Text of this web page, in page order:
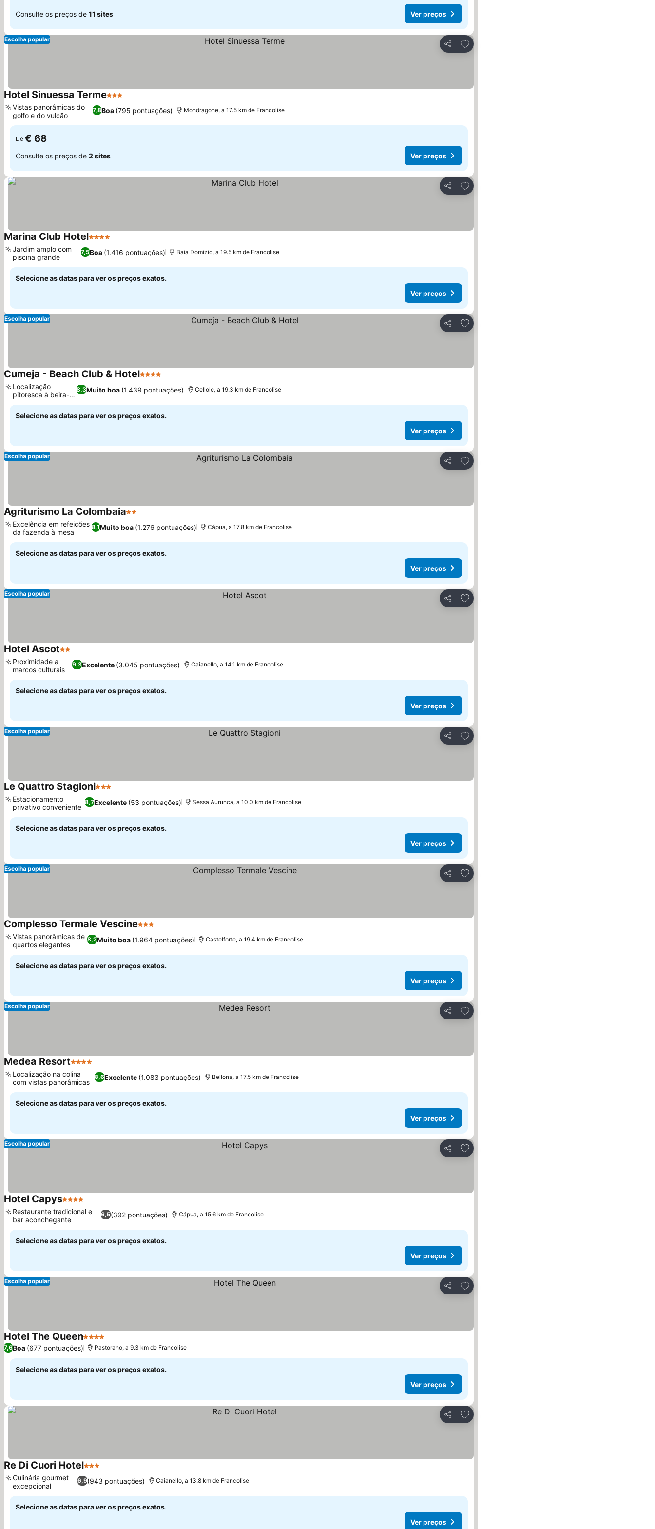
Consulte os preços de 11 sites Ver preços
Partilhar
Adicionar aos favoritos
Escolha popular
Hotel Sinuessa Terme3 Estrelas
7,8Boa (795 pontuações)
Vistas panorâmicas do
golfo e do vulcão
Mondragone, a 17.5 km de Francolise
De € 68
Consulte os preços de 2 sites Ver preços
Partilhar
Adicionar aos favoritos
Marina Club Hotel4 Estrelas
7,5Boa (1.416 pontuações)
Jardim amplo com
piscina grande
Baia Domizio, a 19.5 km de Francolise
Selecione as datas para ver os preços exatos.
Ver preços
Partilhar
Adicionar aos favoritos
Escolha popular
Cumeja - Beach Club & Hotel4 Estrelas
8,3Muito boa (1.439 pontuações)
Localização
pitoresca à beira-
mar
Cellole, a 19.3 km de Francolise
Selecione as datas para ver os preços exatos.
Ver preços
Partilhar
Adicionar aos favoritos
Escolha popular
Agriturismo La Colombaia2 Estrelas
8,1Muito boa (1.276 pontuações)
Excelência em refeições
da fazenda à mesa
Cápua, a 17.8 km de Francolise
Selecione as datas para ver os preços exatos.
Ver preços
Partilhar
Adicionar aos favoritos
Escolha popular
Hotel Ascot2 Estrelas
9,3Excelente (3.045 pontuações)
Proximidade a
marcos culturais
Caianello, a 14.1 km de Francolise
Selecione as datas para ver os preços exatos.
Ver preços
Partilhar
Adicionar aos favoritos
Escolha popular
Le Quattro Stagioni3 Estrelas
8,7Excelente (53 pontuações)
Estacionamento
privativo conveniente
Sessa Aurunca, a 10.0 km de Francolise
Selecione as datas para ver os preços exatos.
Ver preços
Partilhar
Adicionar aos favoritos
Escolha popular
Complesso Termale Vescine3 Estrelas
8,2Muito boa (1.964 pontuações)
Vistas panorâmicas de
quartos elegantes
Castelforte, a 19.4 km de Francolise
Selecione as datas para ver os preços exatos.
Ver preços
Partilhar
Adicionar aos favoritos
Escolha popular
Medea Resort4 Estrelas
8,6Excelente (1.083 pontuações)
Localização na colina
com vistas panorâmicas
Bellona, a 17.5 km de Francolise
Selecione as datas para ver os preços exatos.
Ver preços
Partilhar
Adicionar aos favoritos
Escolha popular
Hotel Capys4 Estrelas
6,5(392 pontuações)
Restaurante tradicional e
bar aconchegante
Cápua, a 15.6 km de Francolise
Selecione as datas para ver os preços exatos.
Ver preços
Partilhar
Adicionar aos favoritos
Escolha popular
Hotel The Queen4 Estrelas
7,6Boa (677 pontuações) Pastorano, a 9.3 km de Francolise
Selecione as datas para ver os preços exatos.
Ver preços
Partilhar
Adicionar aos favoritos
Re Di Cuori Hotel3 Estrelas
6,9(943 pontuações)
Culinária gourmet
excepcional
Caianello, a 13.8 km de Francolise
Selecione as datas para ver os preços exatos.
Ver preços